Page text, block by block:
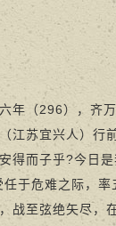
（296），齐万
江苏宜兴人）行
得而子乎?今日
任于危难之际，
战至弦绝矢尽，